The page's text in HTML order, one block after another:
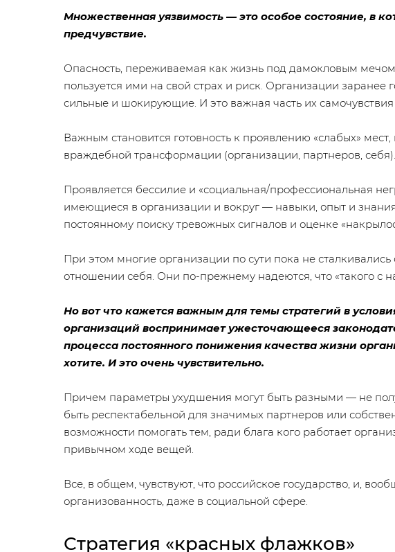
Множественная уязвимость — это особое состояние, в
предчувствие.
Опасность, переживаемая как жизнь под дамокловым
пользуется ими на свой страх и риск. Организации заранее
сильные и шокирующие. И это важная часть их самочувствия
Важным становится готовность к проявлению «слабых»
враждебной трансформации (организации, партнеров, себя).
Проявляется бессилие и «социальная/профессиональная
имеющиеся в организации и вокруг — навыки, опыт и
постоянному поиску тревожных сигналов и оценке
При этом многие организации по сути пока не
отношении себя. Они по-прежнему надеются, что «такого с
Но вот что кажется важным для темы стратегий в
организаций воспринимает ужесточающееся
процесса постоянного понижения качества жизни
хотите. И это очень чувствительно.
Причем параметры ухудшения могут быть разными — не
быть респектабельной для значимых партнеров или
возможности помогать тем, ради блага кого работает
привычном ходе вещей.
Все, в общем, чувствуют, что российское государство, и,
организованность, даже в социальной сфере.
Стратегия «красных флажков»